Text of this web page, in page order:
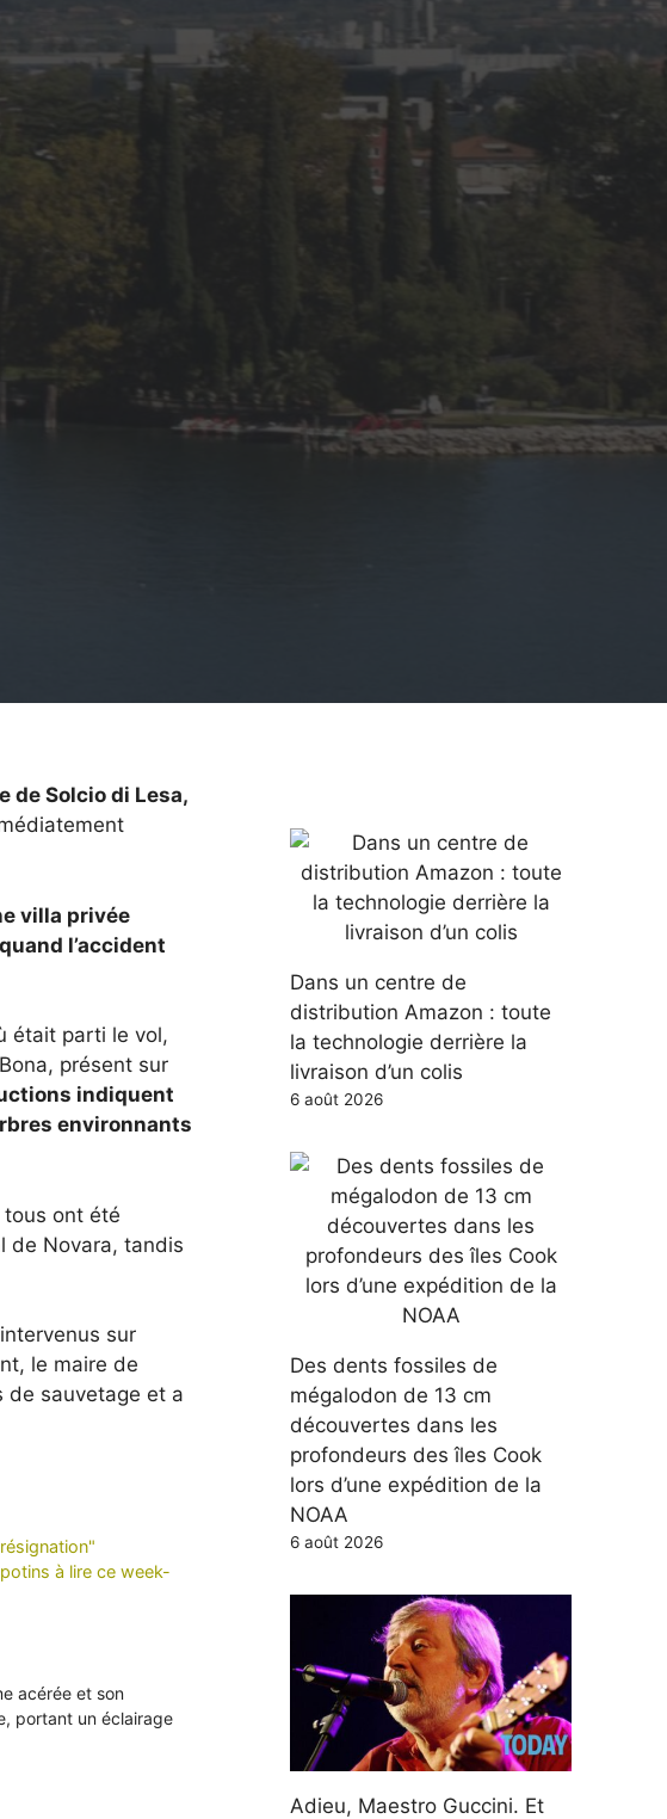
de Solcio di Lesa,
villa privée
quand l’accident
était parti le vol,
présent sur
indiquent
environnants
ont été
de Novara, tandis
sur
le maire de
de sauvetage et a
à lire ce week-
acérée et son
portant un éclairage
Dans un centre de
distribution Amazon : toute
la technologie derrière la
livraison d’un colis
6 août 2026
Des dents fossiles de
mégalodon de 13 cm
découvertes dans les
profondeurs des îles Cook
lors d’une expédition de la
NOAA
6 août 2026
Adieu, Maestro Guccini. Et